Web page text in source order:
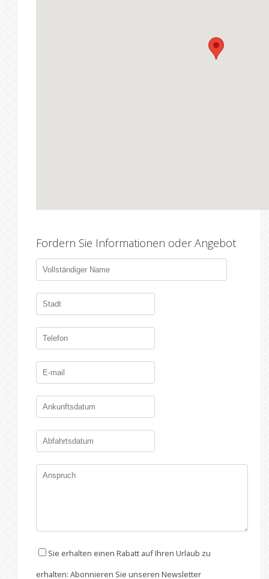
Fordern Sie Informationen oder Angebot
Sie erhalten einen Rabatt auf Ihren Urlaub zu
erhalten: Abonnieren Sie unseren Newsletter